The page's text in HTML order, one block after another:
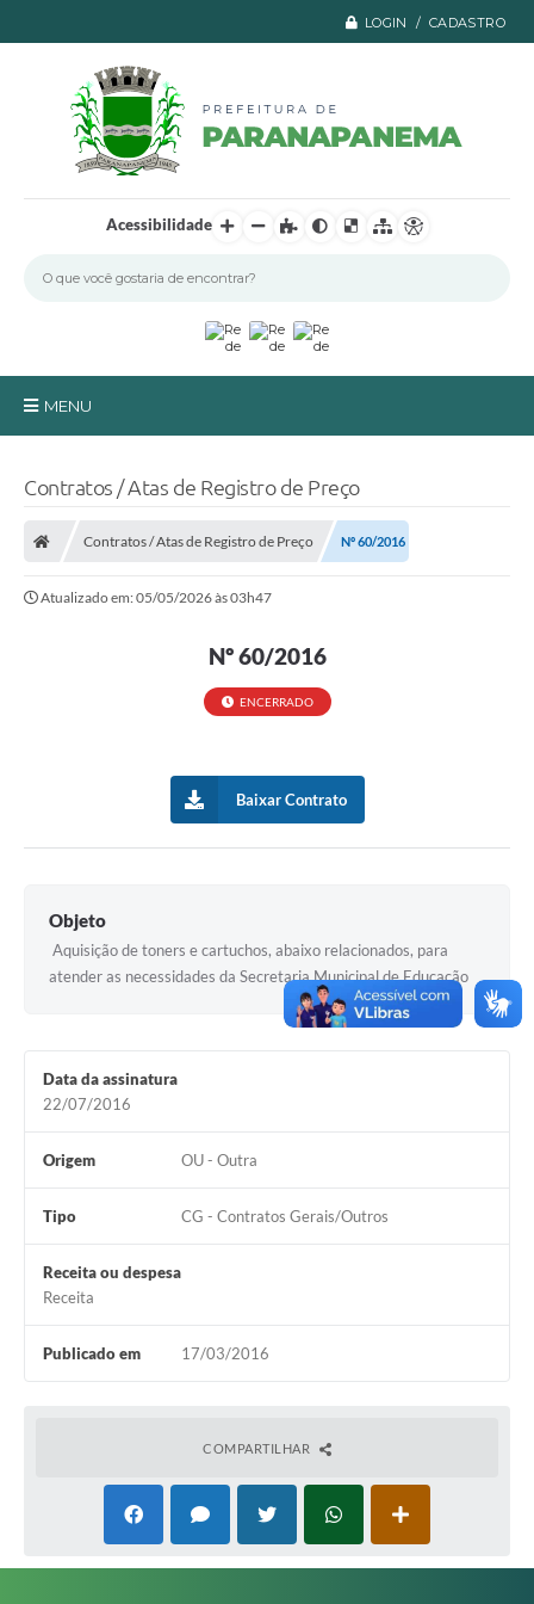
LOGIN / CADASTRO
Acessibilidade
MENU
Transparência
Serviços Online
Diário Oficial
Editais
Secretarias
Contratos / Atas de Registro de Preço
Contratos / Atas de Registro de Preço Nº 60/2016
Atualizado em: 05/05/2026 às 03h47
Nº 60/2016
ENCERRADO
Baixar Contrato
Objeto
Aquisição de toners e cartuchos, abaixo relacionados, para
atender as necessidades da Secretaria Municipal de Educação
Data da assinatura
22/07/2016
Origem OU - Outra
Tipo CG - Contratos Gerais/Outros
Receita ou despesa
Receita
Publicado em 17/03/2016
COMPARTILHAR